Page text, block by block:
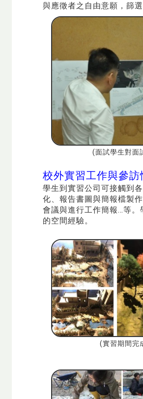
與應徵者之自由意願，篩
(面試學生對面
校外實習工作與參訪
學生到實習公司可接觸到
化、報告書圖與簡報檔製
會議與進行工作簡報…等。
的空間經驗。
(實習期間完